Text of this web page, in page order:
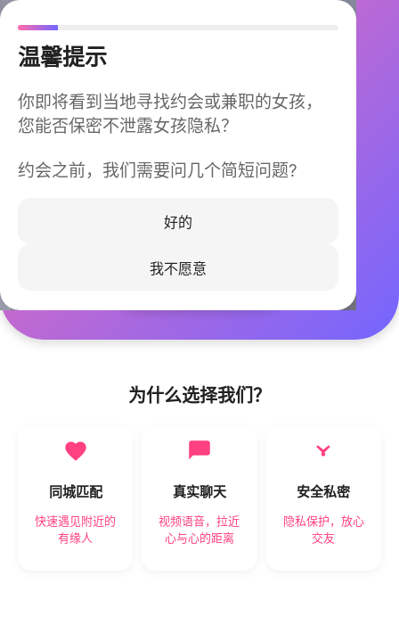
温馨提示
你即将看到当地寻找约会或兼职的女孩，
您能否保密不泄露女孩隐私？
约会之前，我们需要问几个简短问题?
好的
我不愿意
今晚不再孤单
同城快速匹配，马上认识身边的TA
立即下载
为什么选择我们？
同城匹配
快速遇见附近的
有缘人
真实聊天
视频语音，拉近
心与心的距离
安全私密
隐私保护，放心
交友